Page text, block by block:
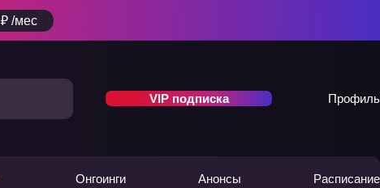
/мес
VIP подписка Профиль
Онгоинги Анонсы Расписание